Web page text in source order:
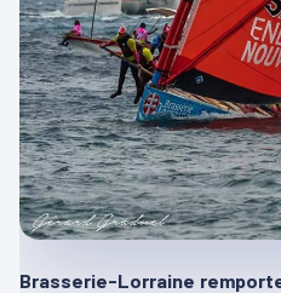
Brasserie-Lorraine